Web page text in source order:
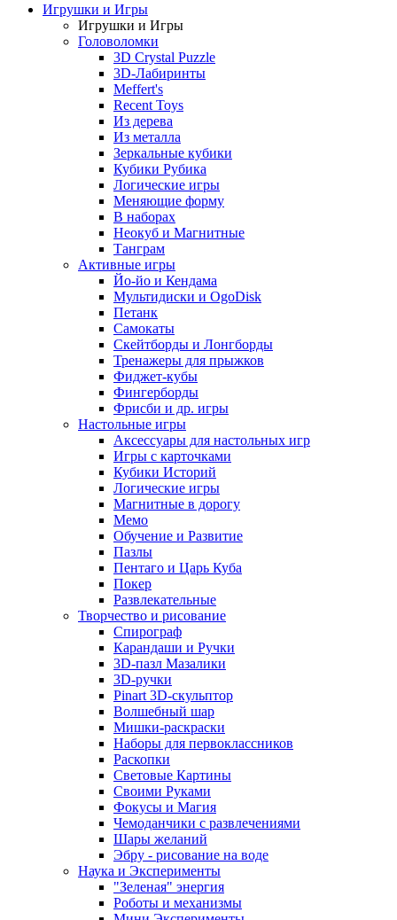
Игрушки и Игры
Игрушки и Игры
Головоломки
3D Crystal Puzzle
3D-Лабиринты
Meffert's
Recent Toys
Из дерева
Из металла
Зеркальные кубики
Кубики Рубика
Логические игры
Меняющие форму
В наборах
Неокуб и Магнитные
Танграм
Активные игры
Йо-йо и Кендама
Мультидиски и OgoDisk
Петанк
Самокаты
Скейтборды и Лонгборды
Тренажеры для прыжков
Фиджет-кубы
Фингерборды
Фрисби и др. игры
Настольные игры
Аксессуары для настольных игр
Игры с карточками
Кубики Историй
Логические игры
Магнитные в дорогу
Мемо
Обучение и Развитие
Пазлы
Пентаго и Царь Куба
Покер
Развлекательные
Творчество и рисование
Спирограф
Карандаши и Ручки
3D-пазл Мазалики
3D-ручки
Pinart 3D-скульптор
Волшебный шар
Мишки-раскраски
Наборы для первоклассников
Раскопки
Световые Картины
Своими Руками
Фокусы и Магия
Чемоданчики с развлечениями
Шары желаний
Эбру - рисование на воде
Наука и Эксперименты
"Зеленая" энергия
Роботы и механизмы